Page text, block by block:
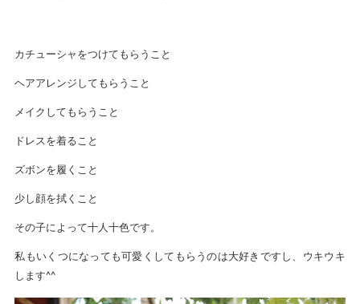
カチューシャをつけてもらうこと
ヘアアレンジしてもらうこと
メイクしてもらうこと
ドレスを着ること
ズボンを履くこと
少し顔を拭くこと
その子によって十人十色です。
私もいくつになっても可愛くしてもらうのは大好きですし、ウキウキ
します^^